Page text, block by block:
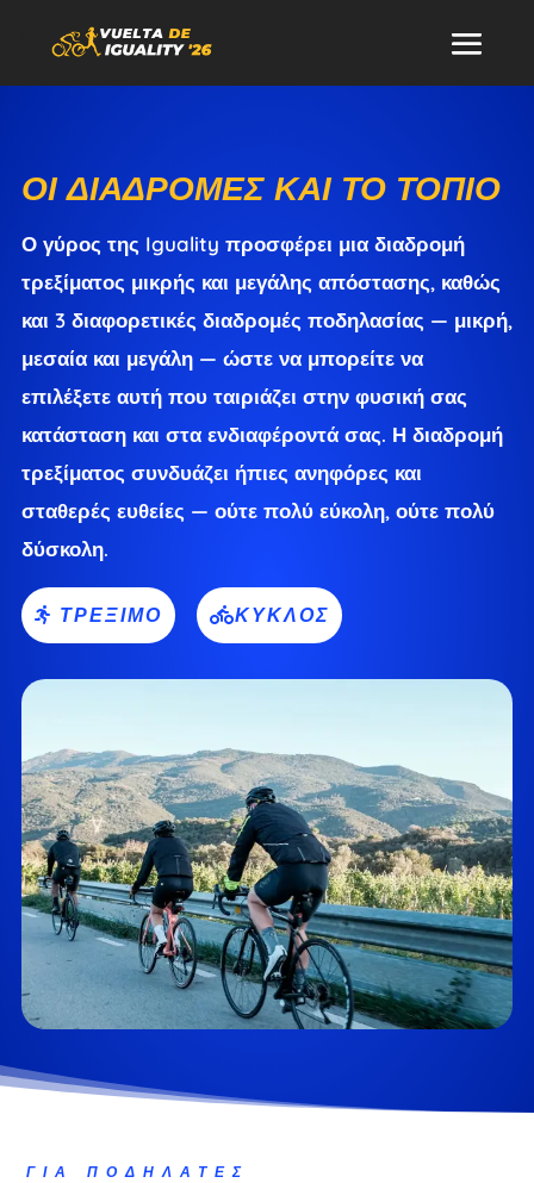
ΟΙ ΔΙΑΔΡΟΜΈΣ ΚΑΙ ΤΟ ΤΟΠΊΟ
Ο γύρος της Iguality προσφέρει μια διαδρομή
τρεξίματος μικρής και μεγάλης απόστασης, καθώς
και 3 διαφορετικές διαδρομές ποδηλασίας — μικρή,
μεσαία και μεγάλη — ώστε να μπορείτε να
επιλέξετε αυτή που ταιριάζει στην φυσική σας
κατάσταση και στα ενδιαφέροντά σας. Η διαδρομή
τρεξίματος συνδυάζει ήπιες ανηφόρες και
σταθερές ευθείες — ούτε πολύ εύκολη, ούτε πολύ
δύσκολη.
ΤΡΈΞΙΜΟ ΚΎΚΛΟΣ
ΓΙΑ ΠΟΔΗΛΆΤΕΣ